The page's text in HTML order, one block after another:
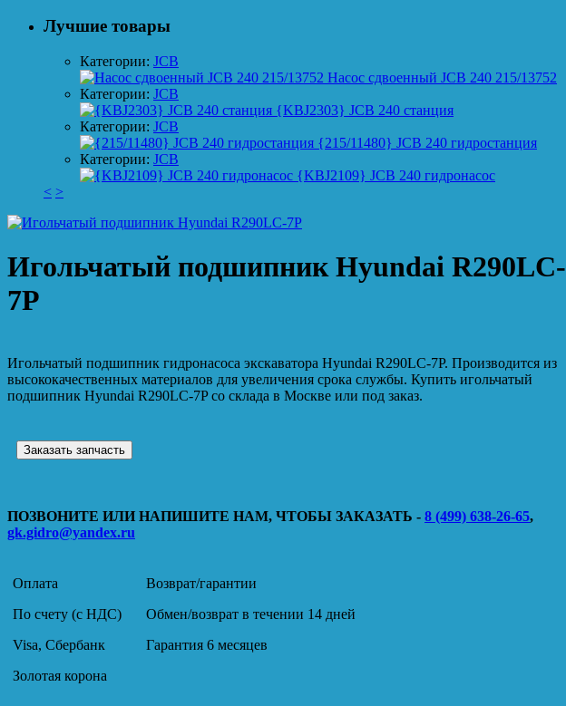
Лучшие товары
Категории: JCB
Насос сдвоенный JCB 240 215/13752
Категории: JCB
{KBJ2303} JCB 240 станция
Категории: JCB
{215/11480} JCB 240 гидростанция
Категории: JCB
{KBJ2109} JCB 240 гидронасос
< >
Игольчатый подшипник Hyundai R290LC-
7P
Игольчатый подшипник гидронасоса экскаватора Hyundai R290LC-7P. Производится из
высококачественных материалов для увеличения срока службы. Купить игольчатый
подшипник Hyundai R290LC-7P со склада в Москве или под заказ.
Заказать запчасть
ПОЗВОНИТЕ ИЛИ НАПИШИТЕ НАМ, ЧТОБЫ ЗАКАЗАТЬ - 8 (499) 638-26-65,
gk.gidro@yandex.ru
Оплата
По счету (с НДС)
Visa, Сбербанк
Золотая корона
Возврат/гарантии
Обмен/возврат в течении 14 дней
Гарантия 6 месяцев